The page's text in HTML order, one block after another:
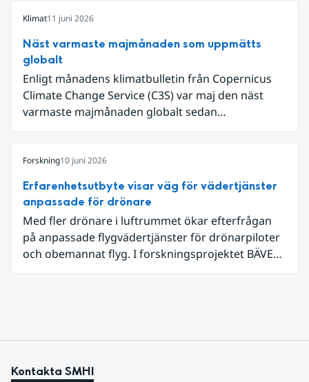
begränsar oss till Västeuropa var det den allra
varmaste juni. Detta betingades till stor del av en
extrem hetta i slutet av månaden. Världshavens
ytvattentemperaturer var den högsta som
uppmätts för en juni månad, vilket ligger i fas med
en framväxande El Niño i Stilla havet.
Klimat11 juni 2026
Näst varmaste majmånaden som uppmätts
globalt
Enligt månadens klimatbulletin från Copernicus
Climate Change Service (C3S) var maj den näst
varmaste majmånaden globalt sedan
varma – havsytetemperaturerna var de näst
högsta som noterats för en majmånad, med
extremt höga temperaturer i tropiska Stilla havet.
Forskning10 juni 2026
Erfarenhetsutbyte visar väg för vädertjänster
anpassade för drönare
Med fler drönare i luftrummet ökar efterfrågan
på anpassade flygvädertjänster för drönarpiloter
och obemannat flyg. I forskningsprojektet BÄVER
en andra workshop som gav värdefulla insikter.
Kontakta SMHI